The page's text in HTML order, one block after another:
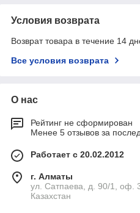
Условия возврата
Возврат товара в течение 14
Все условия возврата
О нас
Рейтинг не сформирован
Менее 5 отзывов за
Работает с 20.02.2012
г. Алматы
ул. Сатпаева, д. 90/1, оф.
Казахстан